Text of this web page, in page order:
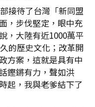
接待了台灣「新同盟
，步伐堅定，眼中充
，大陸有近1000萬平
的歷史文化；改革開
方案，這就是具有中
鏗鏘有力，聲如洪
起，我與老爹結下了